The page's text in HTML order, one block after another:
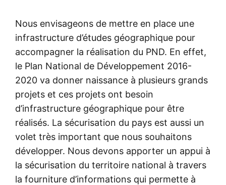
Nous envisageons de mettre en place une
infrastructure d’études géographique pour
accompagner la réalisation du PND. En effet,
le Plan National de Développement 2016-
2020 va donner naissance à plusieurs grands
projets et ces projets ont besoin
d’infrastructure géographique pour être
réalisés. La sécurisation du pays est aussi un
volet très important que nous souhaitons
développer. Nous devons apporter un appui à
la sécurisation du territoire national à travers
la fourniture d’informations qui permette à